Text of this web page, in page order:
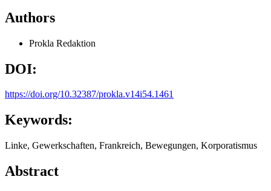
Authors
Prokla Redaktion
DOI:
https://doi.org/10.32387/prokla.v14i54.1461
Keywords:
Linke, Gewerkschaften, Frankreich, Bewegungen, Korporatismus
Abstract